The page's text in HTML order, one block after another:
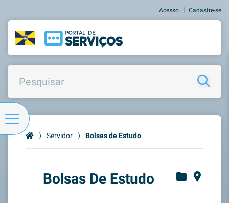
Acesso | Cadastre-se
⟩ Servidor ⟩ Bolsas de Estudo
Bolsas De Estudo place
folder